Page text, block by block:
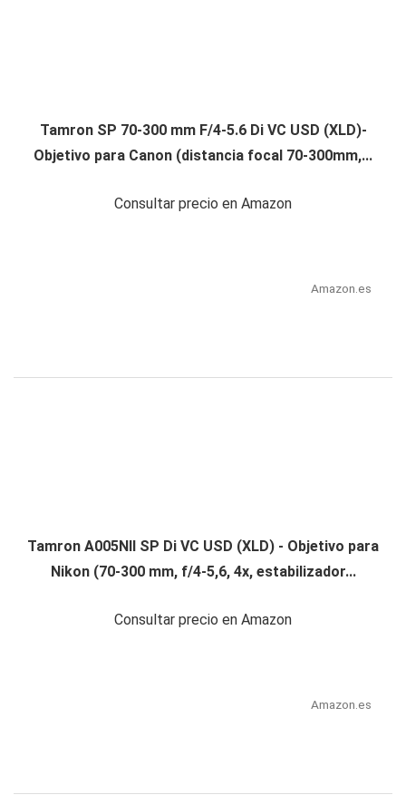
Tamron SP 70-300 mm F/4-5.6 Di VC USD (XLD)-
Objetivo para Canon (distancia focal 70-300mm,...
Consultar precio en Amazon
Amazon.es
Tamron A005NII SP Di VC USD (XLD) - Objetivo para
Nikon (70-300 mm, f/4-5,6, 4x, estabilizador...
Consultar precio en Amazon
Amazon.es